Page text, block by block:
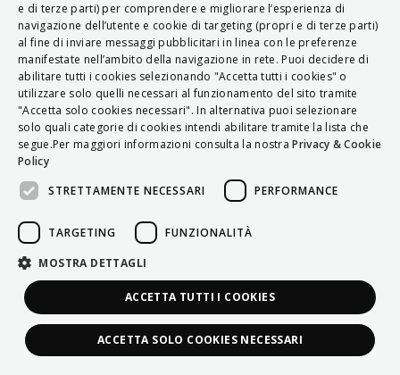
ENGLISH
FRENCH
HUNGARIAN
DEUTSCH
POLSKI
PORTUGUÊS
e di terze parti) per comprendere e migliorare l’esperienza di
navigazione dell’utente e cookie di targeting (propri e di terze parti)
al fine di inviare messaggi pubblicitari in linea con le preferenze
manifestate nell’ambito della navigazione in rete. Puoi decidere di
abilitare tutti i cookies selezionando "Accetta tutti i cookies" o
utilizzare solo quelli necessari al funzionamento del sito tramite
"Accetta solo cookies necessari". In alternativa puoi selezionare
solo quali categorie di cookies intendi abilitare tramite la lista che
segue.Per maggiori informazioni consulta la nostra Privacy & Cookie
Policy
STRETTAMENTE NECESSARI
PERFORMANCE
TARGETING FUNZIONALITÀ
MOSTRA DETTAGLI
ACCETTA TUTTI I COOKIES
ACCETTA SOLO COOKIES NECESSARI